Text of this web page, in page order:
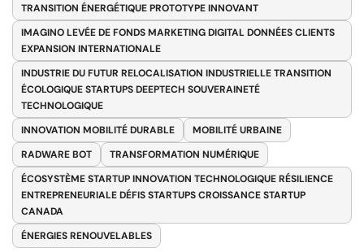
TRANSITION ÉNERGÉTIQUE PROTOTYPE INNOVANT
IMAGINO LEVÉE DE FONDS MARKETING DIGITAL DONNÉES CLIENTS
EXPANSION INTERNATIONALE
INDUSTRIE DU FUTUR RELOCALISATION INDUSTRIELLE TRANSITION
ÉCOLOGIQUE STARTUPS DEEPTECH SOUVERAINETÉ
TECHNOLOGIQUE
INNOVATION MOBILITÉ DURABLE
MOBILITÉ URBAINE
RADWARE BOT
TRANSFORMATION NUMÉRIQUE
ÉCOSYSTÈME STARTUP INNOVATION TECHNOLOGIQUE RÉSILIENCE
ENTREPRENEURIALE DÉFIS STARTUPS CROISSANCE STARTUP
CANADA
ÉNERGIES RENOUVELABLES